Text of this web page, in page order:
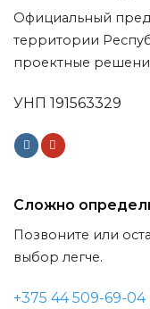
Официальный
территории
проектные
УНП 191563329
Сложно
Позвоните или
выбор легче.
+375 44 509-69-04